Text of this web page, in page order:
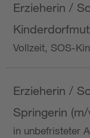
Erzieherin /
Vollzeit, SOS-
Erzieherin /
Springerin
in unbefristeter